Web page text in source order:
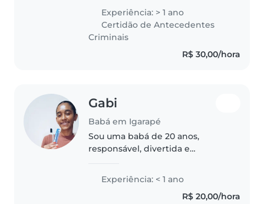
semestre. Sempre tive contato
com crianças, participando dos
cuidados de familiares e
desenvolvendo..
Experiência: > 1 ano
Certidão de Antecedentes
Criminais
R$ 30,00/hora
Gabi
Babá em Igarapé
Sou uma babá de 20 anos,
responsável, divertida e
com crianças pequenas,
incluindo bebês e pré-escolares.
Embora ainda esteja iniciando
Experiência: < 1 ano
R$ 20,00/hora